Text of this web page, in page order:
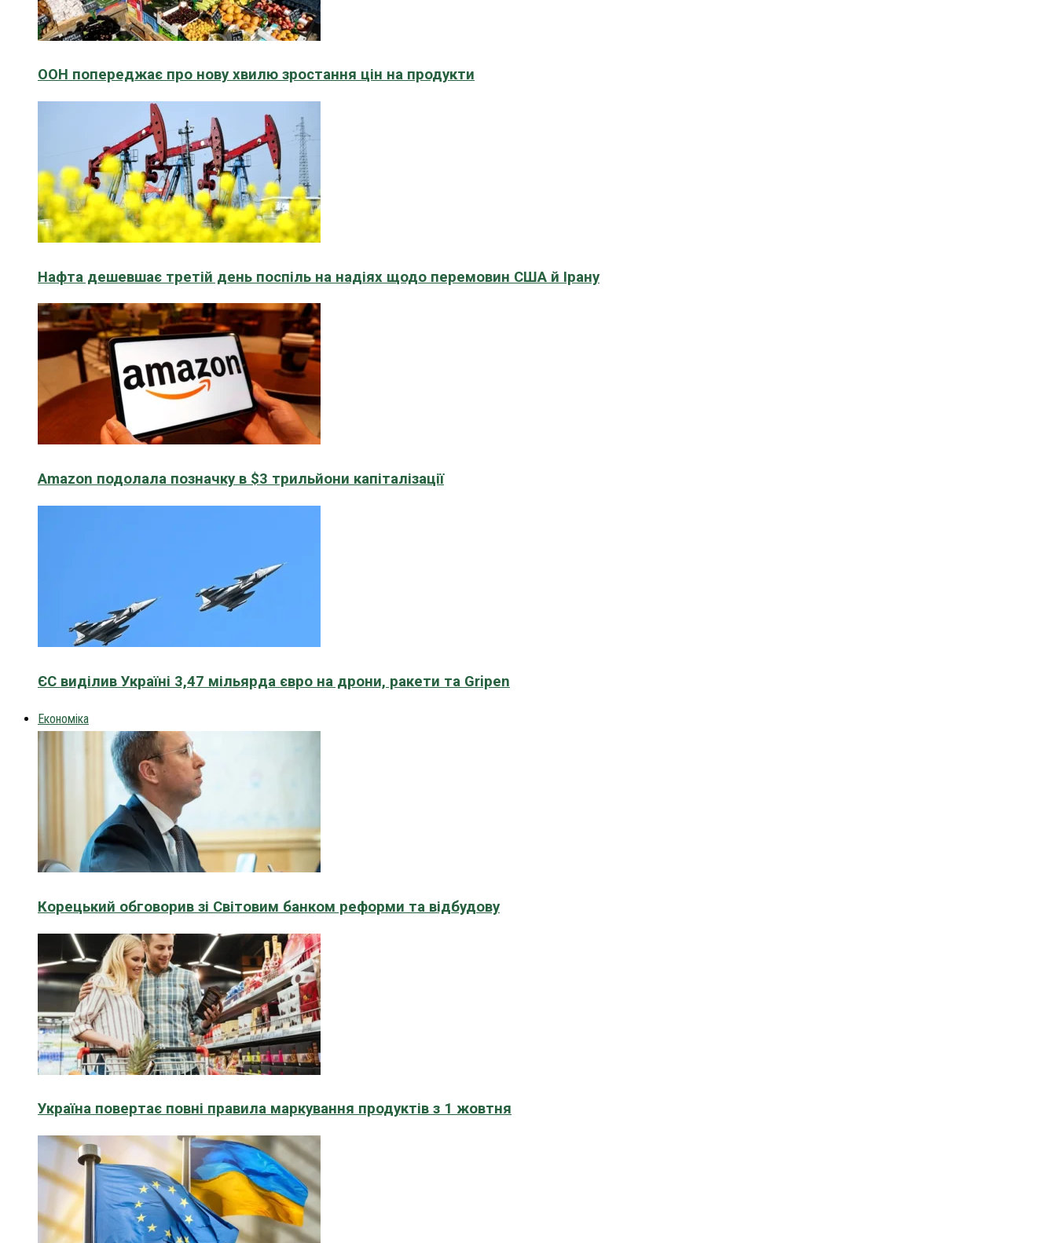
ООН попереджає про нову хвилю зростання цін на продукти
Нафта дешевшає третій день поспіль на надіях щодо перемовин США й Ірану
Amazon подолала позначку в $3 трильйони капіталізації
ЄС виділив Україні 3,47 мільярда євро на дрони, ракети та Gripen
Економіка
Корецький обговорив зі Світовим банком реформи та відбудову
Україна повертає повні правила маркування продуктів з 1 жовтня